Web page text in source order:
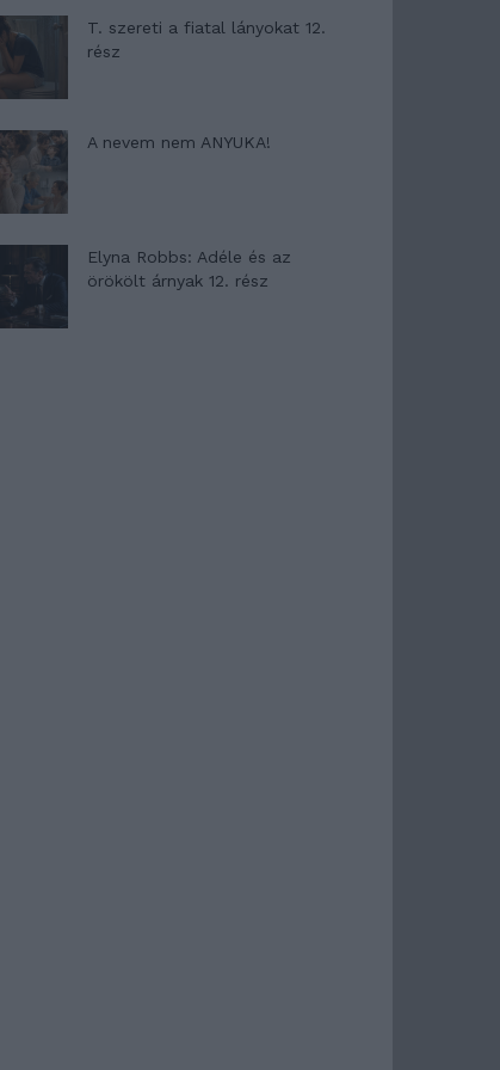
T. szereti a fiatal lányokat 12.
rész
A nevem nem ANYUKA!
Elyna Robbs: Adéle és az
örökölt árnyak 12. rész